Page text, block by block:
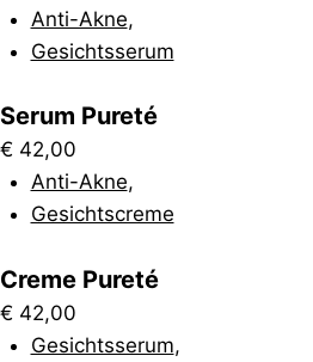
Anti-Akne,
Gesichtsserum
Serum Pureté
€ 42,00
Anti-Akne,
Gesichtscreme
Creme Pureté
€ 42,00
Gesichtsserum,